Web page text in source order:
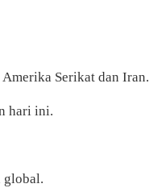
Serikat dan Iran.
hari ini.
global.